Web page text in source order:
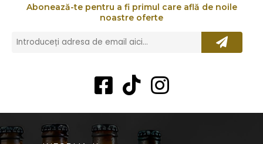
Abonează-te pentru a fi primul care află de noile
noastre oferte